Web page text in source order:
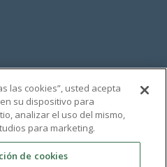
las cookies”, usted acepta
su dispositivo para
analizar el uso del mismo,
para marketing.
de cookies